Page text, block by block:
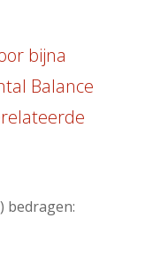
bijna
Balance
bedragen: